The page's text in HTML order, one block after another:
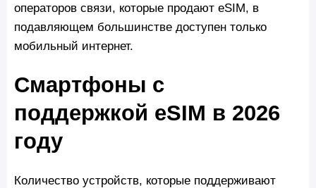
операторов связи, которые продают eSIM, в
подавляющем большинстве доступен только
мобильный интернет.
Смартфоны с
поддержкой eSIM в 2026
году
Количество устройств, которые поддерживают